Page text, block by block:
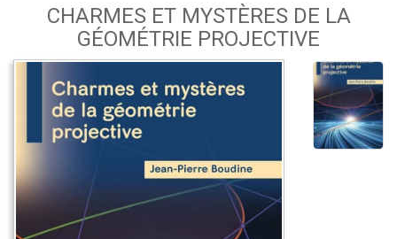
CHARMES ET MYSTÈRES DE LA
GÉOMÉTRIE PROJECTIVE